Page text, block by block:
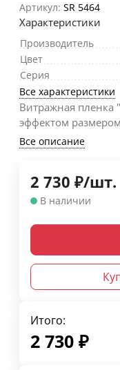
Артикул: SR 5464
Характеристики
Производитель
Цвет
Серия
Все характеристики
Витражная пленка
эффектом
Все описание
2 730 ₽/шт.
В наличии
Итого:
2 730 ₽